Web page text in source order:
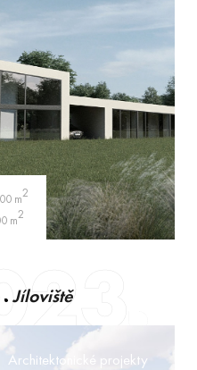
m2
m2
Jíloviště
Architektonické projekty